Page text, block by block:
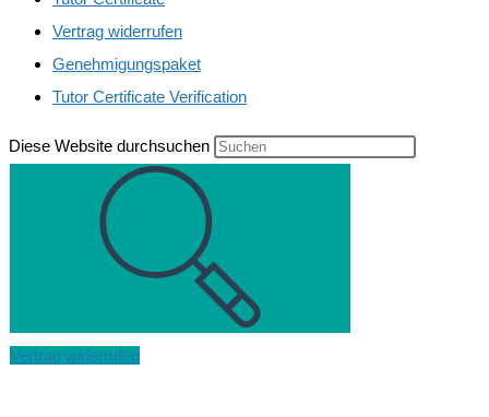
Vertrag widerrufen
Genehmigungspaket
Tutor Certificate Verification
Diese Website durchsuchen
Vertrag widerrufen